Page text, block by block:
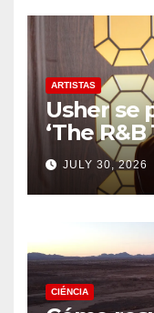
ARTISTAS
Usher se
‘The
drama
JULY 30, 2026
CIÉNCIA